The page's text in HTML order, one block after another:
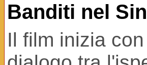
Banditi nel
Il film inizia